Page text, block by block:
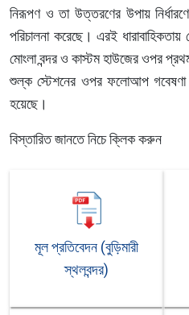
নিরূপণ ও তা উত্তরণের উপায়
পরিচালনা করেছে। এরই
মোংলা বন্দর ও কাস্টম হাউজের ওপর
শুল্ক স্টেশনের ওপর ফলোআপ গবেষণা
হয়েছে।
বিস্তারিত জানতে নিচে ক্লিক করুন
মূল প্রতিবেদন (বুড়িমারী
স্থলবন্দর)